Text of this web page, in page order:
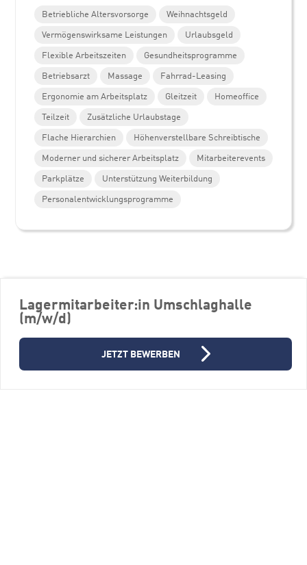
Lagermitarbeiter:in Umschlaghalle
(m/w/d)
JETZT BEWERBEN
Betriebliche Altersvorsorge
Weihnachtsgeld
Vermögenswirksame Leistungen
Urlaubsgeld
Flexible Arbeitszeiten
Gesundheitsprogramme
Betriebsarzt
Massage
Fahrrad-Leasing
Ergonomie am Arbeitsplatz
Gleitzeit
Homeoffice
Teilzeit
Zusätzliche Urlaubstage
Flache Hierarchien
Höhenverstellbare Schreibtische
Moderner und sicherer Arbeitsplatz
Mitarbeiterevents
Parkplätze
Unterstützung Weiterbildung
Personalentwicklungsprogramme